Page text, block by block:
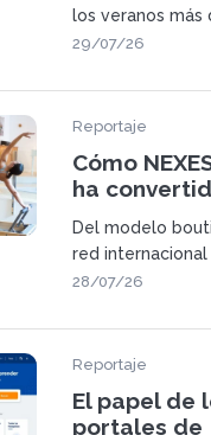
los veranos más
las últimas
29/07/26
Reportaje
Cómo
ha
metodología
red de 23
España y
Del modelo
red
NEXES Pilates &
28/07/26
Reportaje
El papel de
portales de